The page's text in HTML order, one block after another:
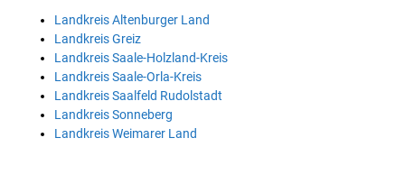
Landkreis Altenburger Land
Landkreis Greiz
Landkreis Saale-Holzland-Kreis
Landkreis Saale-Orla-Kreis
Landkreis Saalfeld Rudolstadt
Landkreis Sonneberg
Landkreis Weimarer Land